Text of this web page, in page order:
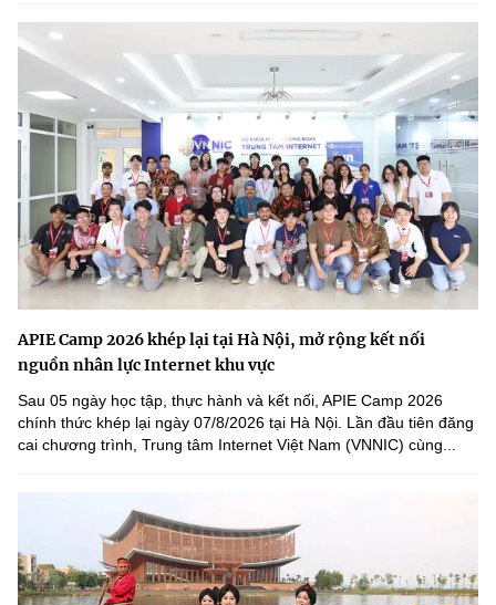
APIE Camp 2026 khép lại tại Hà Nội, mở rộng kết nối
nguồn nhân lực Internet khu vực
Sau 05 ngày học tập, thực hành và kết nối, APIE Camp 2026
chính thức khép lại ngày 07/8/2026 tại Hà Nội. Lần đầu tiên đăng
cai chương trình, Trung tâm Internet Việt Nam (VNNIC) cùng...